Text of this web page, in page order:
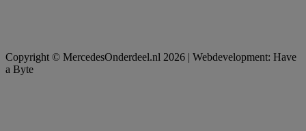
Copyright © MercedesOnderdeel.nl 2026 | Webdevelopment: Have
a Byte